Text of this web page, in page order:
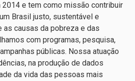
2014 e tem como missão contribuir
Brasil justo, sustentável e
as causas da pobreza e das
com programas, pesquisa,
públicas. Nossa atuação
na produção de dados
da vida das pessoas mais